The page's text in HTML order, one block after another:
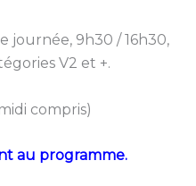
journée, 9h30 / 16h30,
V2 et +.
compris)
au programme.